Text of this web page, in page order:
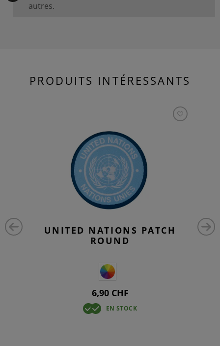
autres.
PRODUITS INTÉRESSANTS
UNITED NATIONS PATCH
ROUND
6,90 CHF
EN STOCK